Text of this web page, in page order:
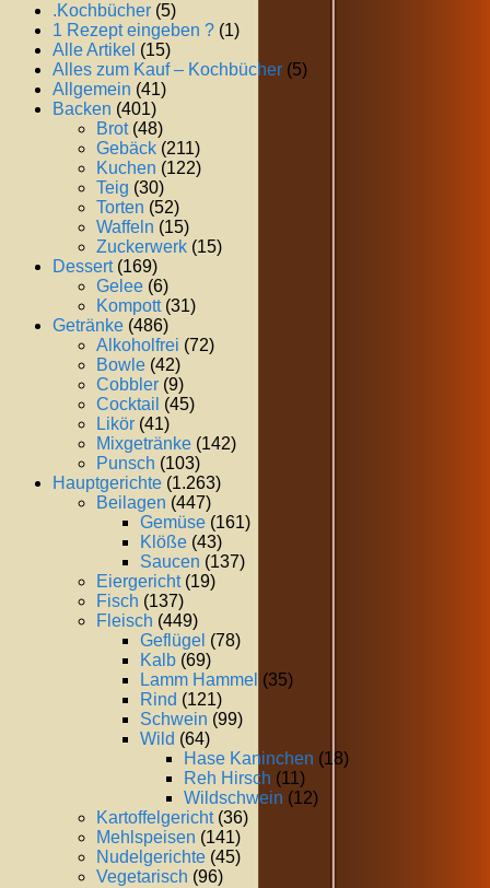
.Kochbücher (5)
1 Rezept eingeben ? (1)
Alle Artikel (15)
Alles zum Kauf – Kochbücher (5)
Allgemein (41)
Backen (401)
Brot(48)
Gebäck (211)
Kuchen (122)
Teig (30)
Torten (52)
Waffeln (15)
Zuckerwerk (15)
Dessert(169)
Gelee (6)
Kompott(31)
Getränke (486)
Alkoholfrei (72)
Bowle (42)
Cobbler (9)
Cocktail (45)
Likör (41)
Mixgetränke (142)
Punsch (103)
Hauptgerichte (1.263)
Beilagen (447)
Gemüse (161)
Klöße (43)
Saucen (137)
Eiergericht(19)
Fisch (137)
Fleisch (449)
Geflügel (78)
Kalb (69)
Lamm Hammel (35)
Rind (121)
Schwein (99)
Wild (64)
Hase Kaninchen (18)
Reh Hirsch (11)
Wildschwein (12)
Kartoffelgericht(36)
Mehlspeisen (141)
Nudelgerichte (45)
Vegetarisch (96)